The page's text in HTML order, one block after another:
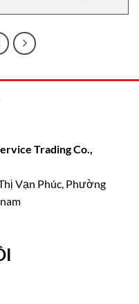
Euchner
Trading Co.,
Vạn Phúc, Phường